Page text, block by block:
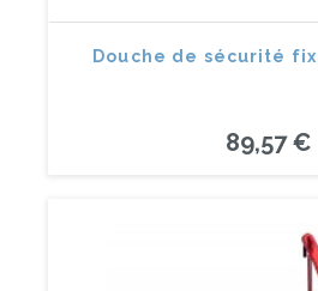
Douche de sécurité
89,57 €